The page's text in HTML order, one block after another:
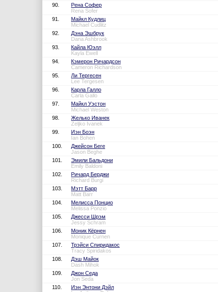
90.
Рена Софер
Rena Sofer
91.
Майкл Кудлиц
Michael Cudlitz
92.
Дэна Эшбрук
Dana Ashbrook
93.
Кайла Юэлл
Kayla Ewell
94.
Кэмерон Ричардсон
Cameron Richardson
95.
Ли Тергесен
Lee Tergesen
96.
Карла Галло
Carla Gallo
97.
Майкл Уэстон
Michael Weston
98.
Желько Иванек
Zeljko Ivanek
99.
Иэн Боэн
Ian Bohen
100.
Джейсон Беге
Jason Beghe
101.
Эмили Бальдони
Emily Baldoni
102.
Ричард Берджи
Richard Burgi
103.
Мэтт Барр
Matt Barr
104.
Мелисса Понцио
Melissa Ponzio
105.
Джесси Шрэм
Jessy Schram
106.
Моник Кёрнен
Monique Curnen
107.
Трэйси Спиридакос
Tracy Spiridakos
108.
Дэш Майок
Dash Mihok
109.
Джон Седа
Jon Seda
110.
Иэн Энтони Дэйл